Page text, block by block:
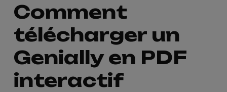
Comment
télécharger un
Genially en PDF
interactif